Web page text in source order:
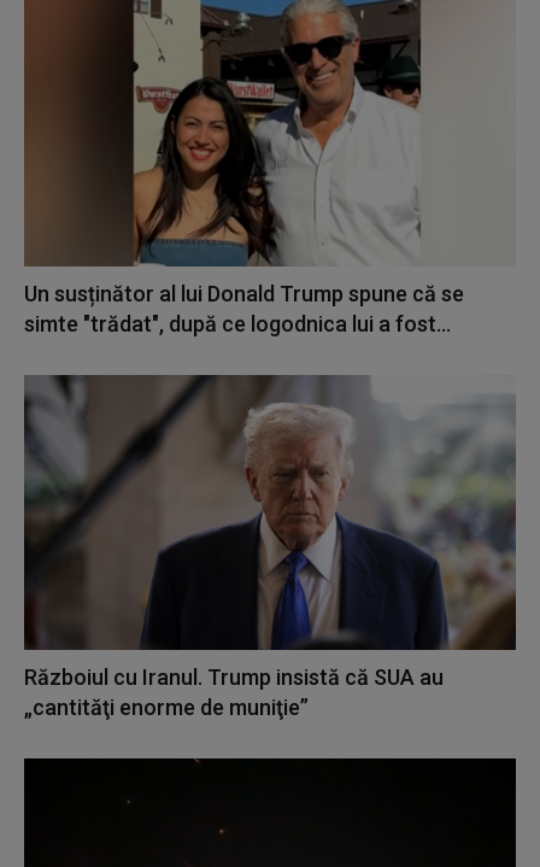
Un susținător al lui Donald Trump spune că se
simte "trădat", după ce logodnica lui a fost...
Războiul cu Iranul. Trump insistă că SUA au
„cantităţi enorme de muniţie”